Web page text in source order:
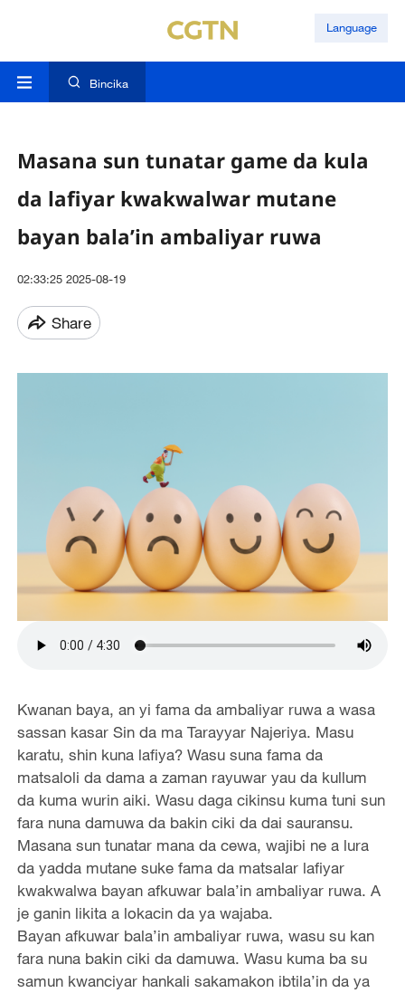
Language
Bincika
Masana sun tunatar game da kula
da lafiyar kwakwalwar mutane
bayan bala’in ambaliyar ruwa
02:33:25 2025-08-19
Share
Kwanan baya, an yi fama da ambaliyar ruwa a wasa
sassan kasar Sin da ma Tarayyar Najeriya. Masu
karatu, shin kuna lafiya? Wasu suna fama da
matsaloli da dama a zaman rayuwar yau da kullum
da kuma wurin aiki. Wasu daga cikinsu kuma tuni sun
fara nuna damuwa da bakin ciki da dai sauransu.
Masana sun tunatar mana da cewa, wajibi ne a lura
da yadda mutane suke fama da matsalar lafiyar
kwakwalwa bayan afkuwar bala’in ambaliyar ruwa. A
je ganin likita a lokacin da ya wajaba.
Bayan afkuwar bala’in ambaliyar ruwa, wasu su kan
fara nuna bakin ciki da damuwa. Wasu kuma ba su
samun kwanciyar hankali sakamakon ibtila’in da ya